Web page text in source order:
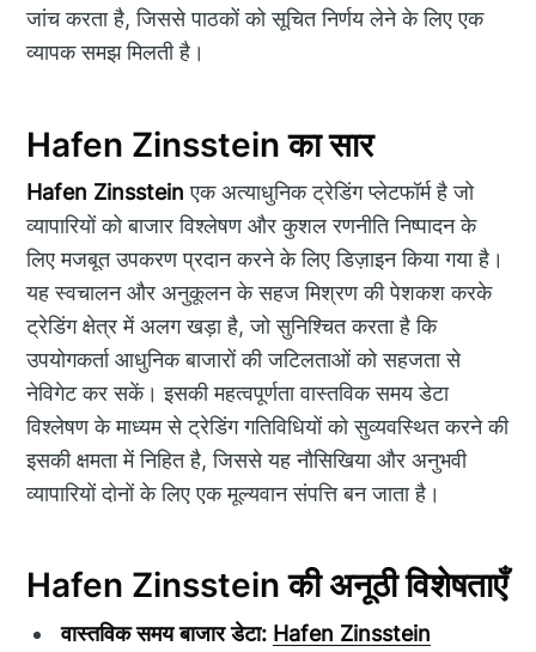
जांच करता है, जिससे पाठकों को सूचित निर्णय लेने के लिए एक
व्यापक समझ मिलती है।
Hafen Zinsstein का सार
Hafen Zinsstein एक अत्याधुनिक ट्रेडिंग प्लेटफॉर्म है जो
व्यापारियों को बाजार विश्लेषण और कुशल रणनीति निष्पादन के
लिए मजबूत उपकरण प्रदान करने के लिए डिज़ाइन किया गया है।
यह स्वचालन और अनुकूलन के सहज मिश्रण की पेशकश करके
ट्रेडिंग क्षेत्र में अलग खड़ा है, जो सुनिश्चित करता है कि
उपयोगकर्ता आधुनिक बाजारों की जटिलताओं को सहजता से
नेविगेट कर सकें। इसकी महत्वपूर्णता वास्तविक समय डेटा
विश्लेषण के माध्यम से ट्रेडिंग गतिविधियों को सुव्यवस्थित करने की
इसकी क्षमता में निहित है, जिससे यह नौसिखिया और अनुभवी
व्यापारियों दोनों के लिए एक मूल्यवान संपत्ति बन जाता है।
Hafen Zinsstein की अनूठी विशेषताएँ
वास्तविक समय बाजार डेटा: Hafen Zinsstein